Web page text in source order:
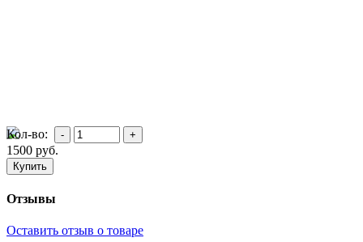
Кол-во:
1500 руб.
Отзывы
Оставить отзыв о товаре